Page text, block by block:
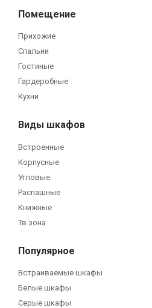
Помещение
Прихожие
Спальни
Гостиные
Гардеробные
Кухни
Виды шкафов
Встроенные
Корпусные
Угловые
Распашные
Книжные
Тв зона
Популярное
Встраиваемые шкафы
Белые шкафы
Серые шкафы